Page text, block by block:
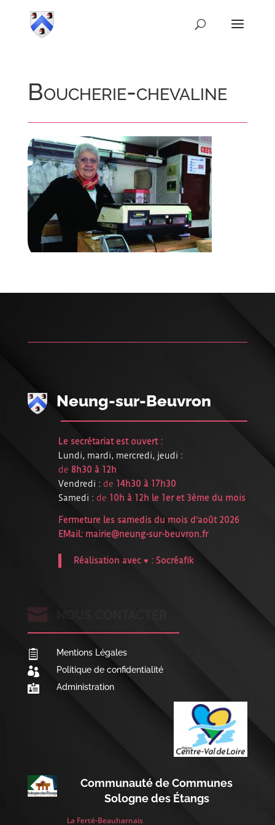
Boucherie-chevaline
Neung-sur-Beuvron
Le secrétariat est ouvert :
Lundi, mardi, mercredi, jeudi :
de 8h30 à 12h
Vendredi : de 14h30 à 17h30
Samedi : de 10h à 12h le 1er et 3ème du mois
Fermeture les samedis du mois d’août 2026
EMail: mairie@neung-sur-beuvron.fr
Réalisation avec ♥ : Socréafik

 Mentions Légales
 Politique de confidentialité
 Administration
Communauté de Communes
Sologne des Étangs
La Ferté-Beauharnais